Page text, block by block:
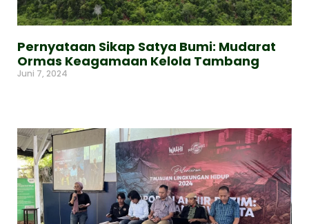
Pernyataan Sikap Satya Bumi: Mudarat
Ormas Keagamaan Kelola Tambang
Juni 7, 2024